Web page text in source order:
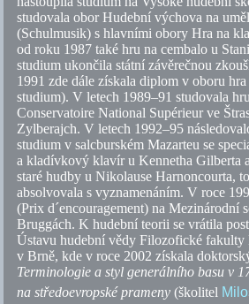
studovala obor Hudební výchova na
(Schulmusik) s hlavními obory Hra na
od roku 1987 také hru na cembalo u
studium ukončila státní závěrečnou
1991 zde dále získala diplom v oboru
studium). V letech 1989–91 studovala
Conservatoire National Supérieur ve
Zylberajch. V letech 1992–95
studium v salcburském Mazarteu se
a kladívkový klavír u Kennetha Gilberta
staré hudby u Nikolause Harnoncourta,
absolvovala s vyznamenáním. V roce
(Prix d´encouragement) na Mezinárodní
Bruggách. K hudební teorii se vrátila
Ústavu hudební vědy Filozofické
v Brně, kde v roce 2002 získala
Terminologie a styl generálního basu v
na středoevropské prameny (školitel